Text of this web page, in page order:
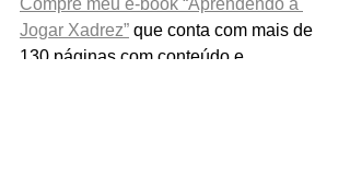
Jogar Xadrez” que conta com mais de
130 páginas com conteúdo e